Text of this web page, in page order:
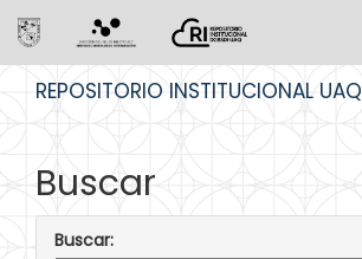
REPOSITORIO INSTITUCIONAL UAQ
Buscar
Buscar: